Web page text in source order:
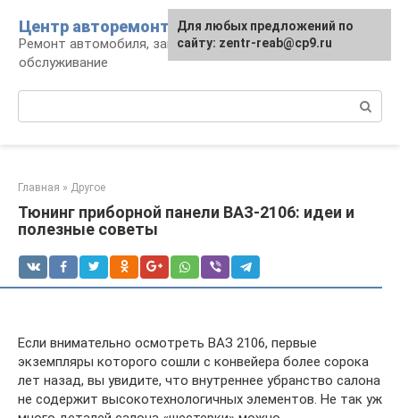
контенту
Центр авторемонта
Ремонт автомобиля, запчасти и
обслуживание
Главная » Другое
Тюнинг приборной панели ВАЗ-2106: идеи и
полезные советы
Если внимательно осмотреть ВАЗ 2106, первые
экземпляры которого сошли с конвейера более сорока
лет назад, вы увидите, что внутреннее убранство салона
не содержит высокотехнологичных элементов. Не так уж
Для любых предложений по
сайту: zentr-reab@cp9.ru